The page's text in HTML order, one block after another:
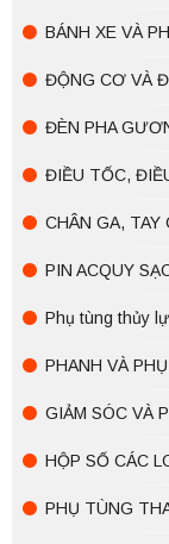
BÁNH XE VÀ
ĐỘNG CƠ VÀ
ĐÈN PHA
ĐIỀU TỐC,
CHÂN GA, TAY
PIN ACQUY
Phụ tùng thủy
PHANH VÀ
GIẢM SÓC VÀ
HỘP SỐ CÁC
PHỤ TÙNG